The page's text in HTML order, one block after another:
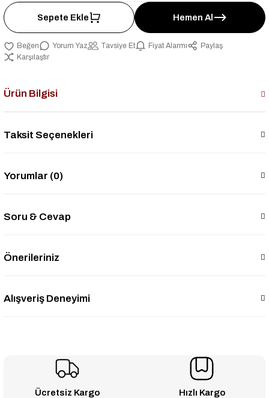
Sepete Ekle Hemen Al
Yorum Yaz Tavsiye Et Fiyat Alarmı
Paylaş
Karşılaştır
Ürün Bilgisi
Taksit Seçenekleri
Yorumlar (0)
Soru & Cevap
Önerileriniz
Alışveriş Deneyimi
Ücretsiz Kargo Hızlı Kargo